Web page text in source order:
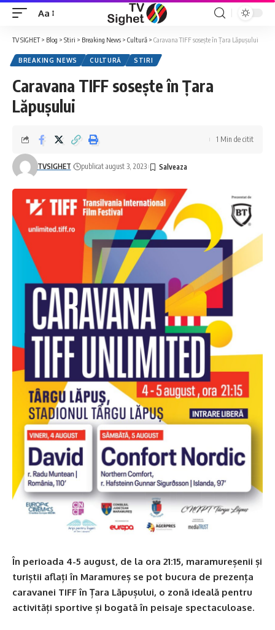
Font
Resizer
Aa
TV SIGHET> Blog > Stiri > Breaking News > Cultură > Caravana TIFF sosește în Țara Lăpușului
BREAKING NEWS CULTURĂ STIRI
Caravana TIFF sosește în Țara
Lăpușului
TVSIGHET publicat august 3, 2023
1 Min de citit
În perioada 4-5 august, de la ora 21:15, maramureșenii și
turiștii aflați în Maramureș se pot bucura de prezența
caravanei TIFF în Țara Lăpușului, o zonă ideală pentru
activități sportive și bogată în peisaje spectaculoase.